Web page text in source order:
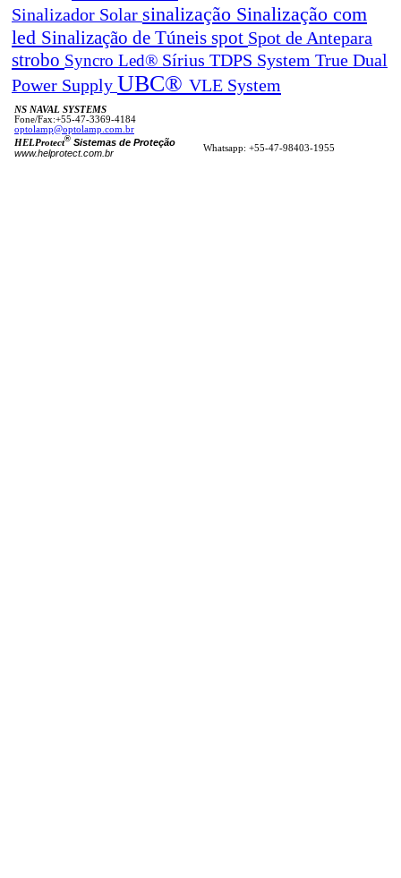
Sinalizador Solar sinalização Sinalização com
led Sinalização de Túneis spot Spot de Antepara
strobo Syncro Led® Sírius TDPS System True Dual
Power Supply UBC® VLE System
NS NAVAL SYSTEMS
Fone/Fax:+55-47-3369-4184
optolamp@optolamp.com.br
HELProtect® Sistemas de Proteção
www.helprotect.com.br
Whatsapp: +55-47-98403-1955